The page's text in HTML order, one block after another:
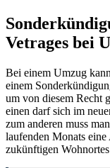
Vetrages bei
Bei einem Umzug
einem
um von diesem Recht
einen darf sich im
zum anderen muss
laufenden Monats
zukünftigen